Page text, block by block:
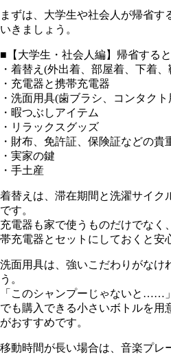
まずは、大学生や社会人が帰省す
いきましょう。
■【大学生・社会人編】帰省する
・着替え(外出着、部屋着、下着、
・充電器と携帯充電器
・洗面用具(歯ブラシ、コンタク
・暇つぶしアイテム
・リラックスグッズ
・財布、免許証、保険証などの貴
・実家の鍵
・手土産
着替えは、滞在期間と洗濯サイク
です。
充電器も家で使うものだけでなく
帯充電器とセットにしておくと安
洗面用具は、強いこだわりがなけ
う。
「このシャンプーじゃないと……
でも購入できる小さいボトルを用
がおすすめです。
移動時間が長い場合は、音楽プレ